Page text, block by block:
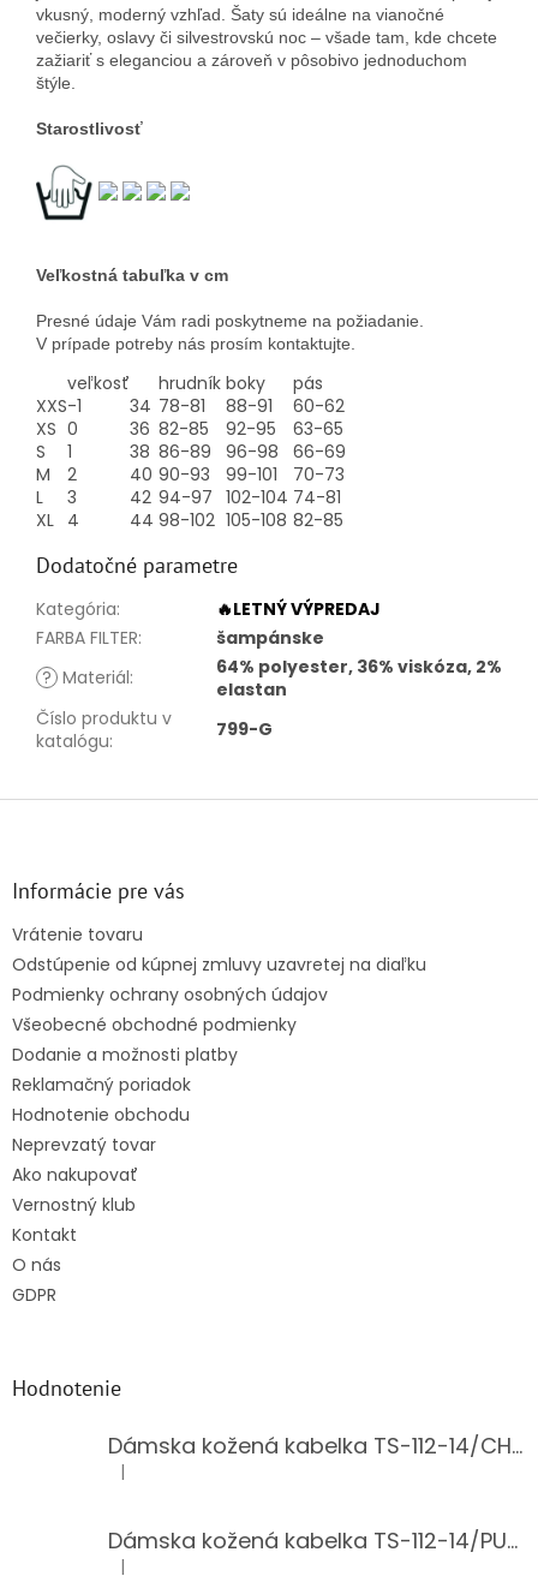
vkusný, moderný vzhľad. Šaty sú ideálne na vianočné
večierky, oslavy či silvestrovskú noc – všade tam, kde chcete
zažiariť s eleganciou a zároveň v pôsobivo jednoduchom
štýle.
Starostlivosť
Veľkostná tabuľka v cm
Presné údaje Vám radi poskytneme na požiadanie.
V prípade potreby nás prosím kontaktujte.
veľkosť hrudník boky
pás
XXS-1 34 78-81 88-91
60-62
XS 0 36 82-85 92-95
63-65
S
1 38 86-89 96-98
66-69
M
2 40 90-93 99-101
70-73
L
3 42 94-97 102-104 74-81
XL 4 44 98-102 105-108 82-85
Dodatočné parametre
Kategória:
🔥LETNÝ VÝPREDAJ
FARBA FILTER:
šampánske
? Materiál:
64% polyester, 36% viskóza, 2%
elastan
Číslo produktu v
katalógu: 799-G
Z
Informácie pre vás
Vrátenie tovaru
Odstúpenie od kúpnej zmluvy uzavretej na diaľku
Podmienky ochrany osobných údajov
Všeobecné obchodné podmienky
Dodanie a možnosti platby
Reklamačný poriadok
Hodnotenie obchodu
Neprevzatý tovar
Ako nakupovať
Vernostný klub
Kontakt
O nás
GDPR
Hodnotenie
Dámska kožená kabelka TS-112-14/CHOCO
Hodnotenie produktu je 5 z 5 hviezdičiek.
|
Dámska kožená kabelka TS-112-14/PUDER
Hodnotenie produktu je 5 z 5 hviezdičiek.
|